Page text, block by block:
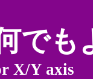
でも
X/Y axis